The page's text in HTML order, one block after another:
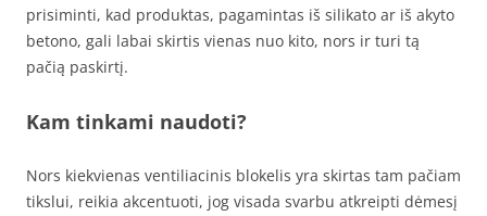
prisiminti, kad produktas, pagamintas iš silikato ar iš akyto
betono, gali labai skirtis vienas nuo kito, nors ir turi tą
pačią paskirtį.
Kam tinkami naudoti?
Nors kiekvienas ventiliacinis blokelis yra skirtas tam pačiam
tikslui, reikia akcentuoti, jog visada svarbu atkreipti dėmesį